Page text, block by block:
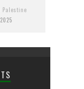
Palestine